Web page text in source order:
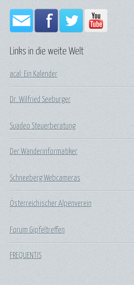
Links in die weite Welt
acal: Ein Kalender
Dr. Wilfried Seeburger
Suadeo Steuerberatung
Der Wanderinformatiker
Schneeberg Webcameras
Österreichischer Alpenverein
Forum Gipfeltreffen
FREQUENTIS